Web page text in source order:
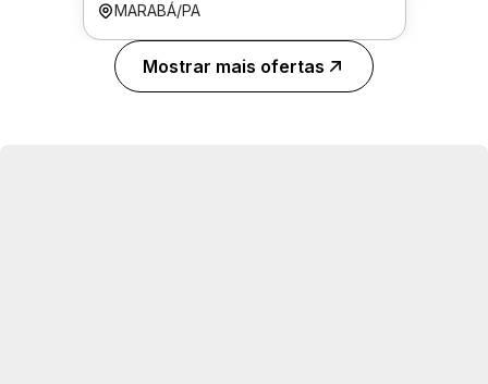
MARABÁ/PA
Mostrar mais ofertas